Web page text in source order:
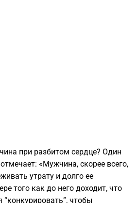
при разбитом сердце? Один
«Мужчина, скорее всего,
утрату и долго ее
того как до него доходит, что
“конкурировать”, чтобы